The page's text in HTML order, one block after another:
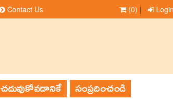
Contact Us (0) | Login
చదువుకోవడానికే సంప్రదించండి